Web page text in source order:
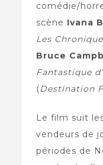
comédie/
scène Ivana
Les
Bruce
Fantastique
(Destination
Le film suit
vendeurs de
périodes de